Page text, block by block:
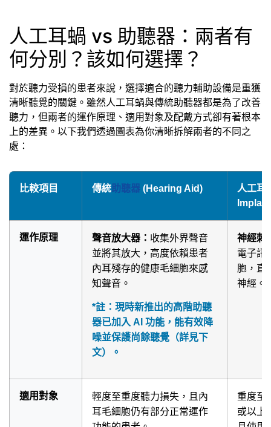
人工耳蝸 vs 助聽器：兩者有
何分別？該如何選擇？
對於聽力受損的患者來說，選擇適合的聽力輔助設備是重獲
清晰聽覺的關鍵。雖然人工耳蝸與傳統助聽器都是為了改善
聽力，但兩者的運作原理、適用對象及配戴方式卻有著根本
上的差異。以下我們透過圖表為你清晰拆解兩者的不同之
處：
比較項目 傳統 助聽器 (Hearing Aid)
人工耳
運作原理 聲音放大器： 收集外界聲音
並將其放大，高度依賴患者
內耳殘存的健康毛細胞來感
知聲音。
*註：現時新推出的高階助聽
器已加入 AI 功能，能有效降
噪並保護尚餘聽覺（詳見下
文）。
神經刺
電子訊
胞，直
神經。
適用對象
輕度至重度聽力損失，且內
耳毛細胞仍有部分正常運作
重度至
或以上